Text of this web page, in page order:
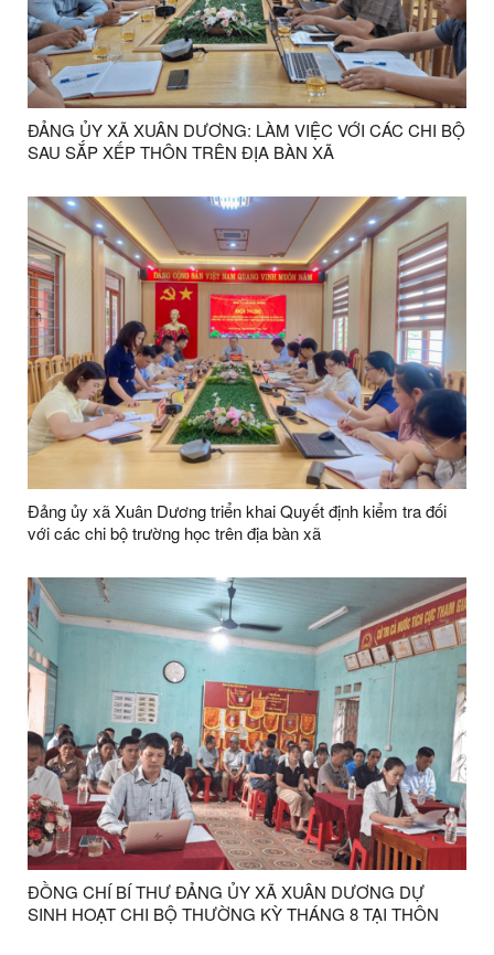
ĐẢNG ỦY XÃ XUÂN DƯƠNG: LÀM VIỆC VỚI CÁC CHI BỘ
SAU SẮP XẾP THÔN TRÊN ĐỊA BÀN XÃ
Đảng ủy xã Xuân Dương triển khai Quyết định kiểm tra đối
với các chi bộ trường học trên địa bàn xã
ĐỒNG CHÍ BÍ THƯ ĐẢNG ỦY XÃ XUÂN DƯƠNG DỰ
SINH HOẠT CHI BỘ THƯỜNG KỲ THÁNG 8 TẠI THÔN